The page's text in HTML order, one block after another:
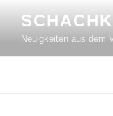
Inhalt
springenNeuigkeiten aus dem